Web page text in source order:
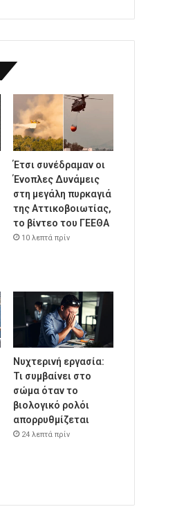
Έτσι συνέδραμαν οι
Ένοπλες Δυνάμεις
στη μεγάλη πυρκαγιά
της Αττικοβοιωτίας,
το βίντεο του ΓΕΕΘΑ
10 λεπτά πρίν
Νυχτερινή εργασία:
Τι συμβαίνει στο
σώμα όταν το
βιολογικό ρολόι
απορρυθμίζεται
24 λεπτά πρίν